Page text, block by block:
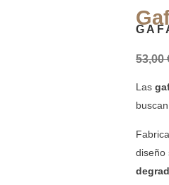
53,00
Las
diseño